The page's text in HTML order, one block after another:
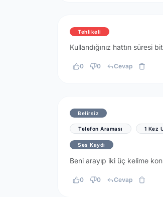
Tehlikeli
Kullandığınız hattın süresi
0 0 Cevap
Belirsiz
Telefon Araması 1 Kez
Ses Kaydı
Beni arayıp iki üç kelime
0 0 Cevap